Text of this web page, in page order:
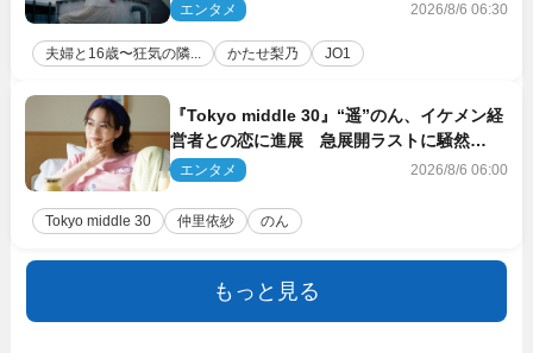
エンタメ 2026/8/6 06:30
夫婦と16歳〜狂気の隣... かたせ梨乃 JO1
『Tokyo middle 30』“遥”のん、イケメン経
営者との恋に進展 急展開ラストに騒然
「え…いきなり」「嫌な予感」
エンタメ 2026/8/6 06:00
Tokyo middle 30 仲里依紗 のん
もっと見る